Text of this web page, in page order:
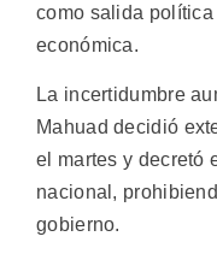
como salida
económica.
La incertidumbre
Mahuad decidió
el martes y decretó
nacional,
gobierno.